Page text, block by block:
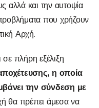
αλλά και την αυτοψία
που χρήζουν
Αρχή.
σε πλήρη εξέλιξη
η οποία
την σύνδεση με
θα πρέπει άμεσα να